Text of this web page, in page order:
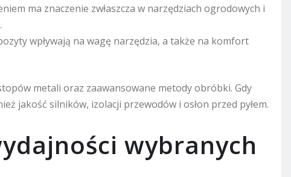
ma znaczenie zwłaszcza w narzędziach ogrodowych i
wpływają na wagę narzędzia, a także na komfort
metali oraz zaawansowane metody obróbki. Gdy
jakość silników, izolacji przewodów i osłon przed pyłem.
wybranych